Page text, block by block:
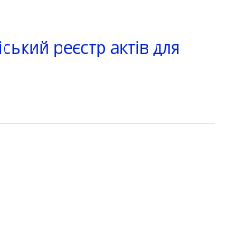
реєстр актів для